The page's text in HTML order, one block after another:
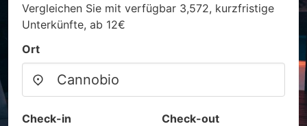
Vergleichen Sie mit verfügbar 3,572, kurzfristige
Unterkünfte, ab 12€
Ort
Check-in Check-out